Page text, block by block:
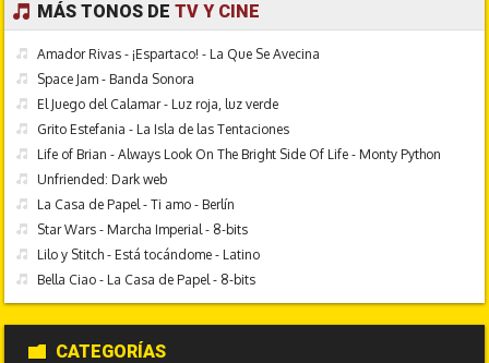
MÁS TONOS DETV Y CINE
Amador Rivas - ¡Espartaco! - La Que Se Avecina
Space Jam - Banda Sonora
El Juego del Calamar - Luz roja, luz verde
Grito Estefania - La Isla de las Tentaciones
Life of Brian - Always Look On The Bright Side Of Life - Monty Python
Unfriended: Dark web
La Casa de Papel - Ti amo - Berlín
Star Wars - Marcha Imperial - 8-bits
Lilo y Stitch - Está tocándome - Latino
Bella Ciao - La Casa de Papel - 8-bits
CATEGORÍAS